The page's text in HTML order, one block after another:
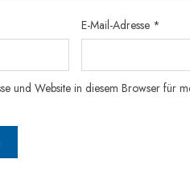
E-Mail-Adresse *
und Website in diesem Browser für